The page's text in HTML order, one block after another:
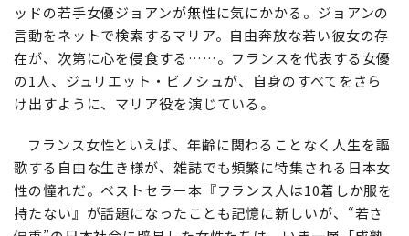
ッドの若手女優ジョアンが無性に気にかかる。ジョアンの
言動をネットで検索するマリア。自由奔放な若い彼女の存
在が、次第に心を侵食する……。フランスを代表する女優
の1人、ジュリエット・ビノシュが、自身のすべてをさら
け出すように、マリア役を演じている。
フランス女性といえば、年齢に関わることなく人生を謳
歌する自由な生き様が、雑誌でも頻繁に特集される日本女